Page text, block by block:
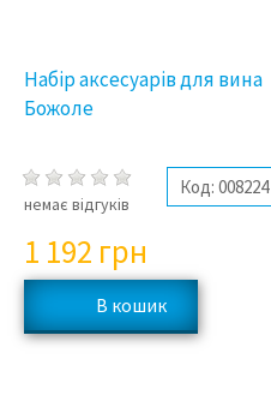
Набір аксесуарів для вина
Божоле
немає відгуків
Код: 008224
1 192 грн